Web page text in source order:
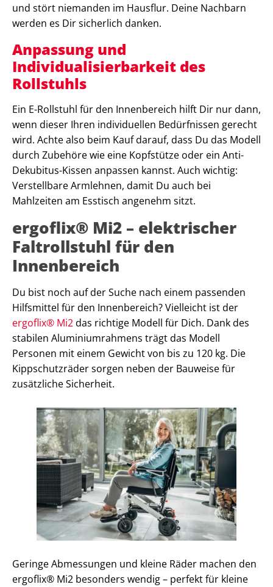
und stört niemanden im Hausflur. Deine Nachbarn
werden es Dir sicherlich danken.
Anpassung und
Individualisierbarkeit des
Rollstuhls
Ein E-Rollstuhl für den Innenbereich hilft Dir nur dann,
wenn dieser Ihren individuellen Bedürfnissen gerecht
wird. Achte also beim Kauf darauf, dass Du das Modell
durch Zubehöre wie eine Kopfstütze oder ein Anti-
Dekubitus-Kissen anpassen kannst. Auch wichtig:
Verstellbare Armlehnen, damit Du auch bei
Mahlzeiten am Esstisch angenehm sitzt.
ergoflix® Mi2 – elektrischer
Faltrollstuhl für den
Innenbereich
Du bist noch auf der Suche nach einem passenden
Hilfsmittel für den Innenbereich? Vielleicht ist der
ergoflix® Mi2das richtige Modell für Dich. Dank des
stabilen Aluminiumrahmens trägt das Modell
Personen mit einem Gewicht von bis zu 120 kg. Die
Kippschutzräder sorgen neben der Bauweise für
zusätzliche Sicherheit.
Geringe Abmessungen und kleine Räder machen den
ergoflix® Mi2 besonders wendig – perfekt für kleine